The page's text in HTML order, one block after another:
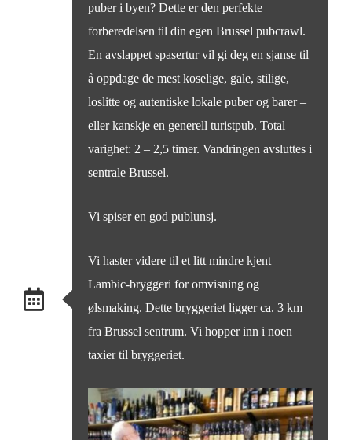
puber i byen? Dette er den perfekte
forberedelsen til din egen Brussel pubcrawl.
En avslappet spasertur vil gi deg en sjanse til
å oppdage de mest koselige, gale, stilige,
loslitte og autentiske lokale puber og barer –
eller kanskje en generell turistpub. Total
varighet: 2 – 2,5 timer. Vandringen avsluttes i
sentrale Brussel.
Vi spiser en god publunsj.
Vi haster videre til et litt mindre kjent
Lambic-bryggeri for omvisning og
ølsmaking. Dette bryggeriet ligger ca. 3 km
fra Brussel sentrum. Vi hopper inn i noen
taxier til bryggeriet.